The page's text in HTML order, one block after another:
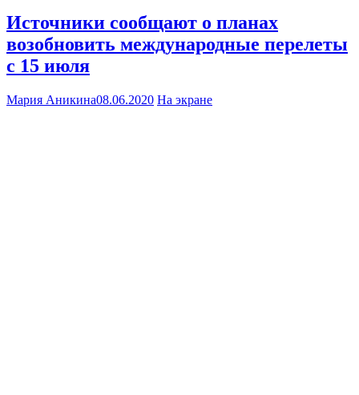
Источники сообщают о планах
возобновить международные перелеты
с 15 июля
Мария Аникина08.06.2020 На экране